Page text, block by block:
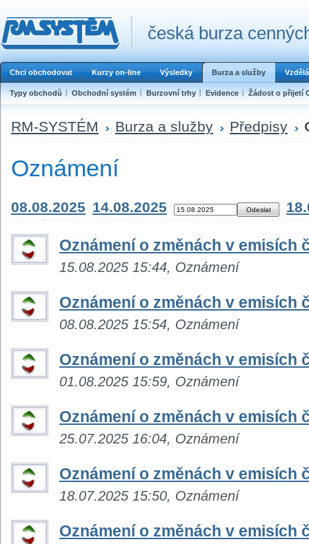
česká burza
Chci obchodovat Kurzy on-line Výsledky Burza a služby
Typy obchodů Obchodní systém Burzovní trhy Evidence Žádost o přijetí
RM-SYSTÉM Burza a služby Předpisy
Oznámení
08.08.2025 14.08.2025
Oznámení o změnách v emisích
15.08.2025 15:44, Oznámení
Oznámení o změnách v emisích
08.08.2025 15:54, Oznámení
Oznámení o změnách v emisích
01.08.2025 15:59, Oznámení
Oznámení o změnách v emisích
25.07.2025 16:04, Oznámení
Oznámení o změnách v emisích
18.07.2025 15:50, Oznámení
Oznámení o změnách v emisích